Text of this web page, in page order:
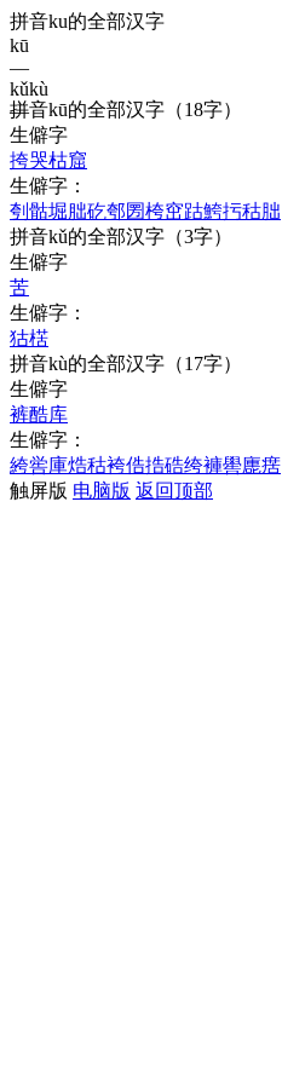
拼音ku的全部汉字
kū
—
kǔkù
—
拼音kū的全部汉字 （18字）
生僻字
挎哭枯窟
生僻字：
刳骷堀朏矻郀圐桍窋跍鮬扝秙胐
拼音kǔ的全部汉字 （3字）
生僻字
苦
生僻字：
狜楛
拼音kù的全部汉字 （17字）
生僻字
裤酷库
生僻字：
絝喾庫焅秙袴俈捁硞绔褲嚳廤瘔
触屏版 电脑版 返回顶部